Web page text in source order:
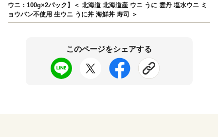
ウニ：100g×2パック】＜ 北海道 北海道産 ウニ うに 雲丹 塩水ウニ ミ
ョウバン不使用 生ウニ うに丼 海鮮丼 寿司 ＞
このページをシェアする